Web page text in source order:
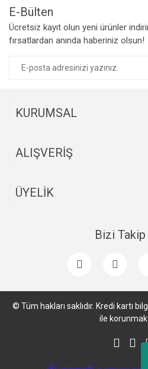
E-Bülten
Ücretsiz kayıt olun yeni ürünler
fırsatlardan anında haberiniz olsun!
KURUMSAL
ALIŞVERİŞ
ÜYELİK
Bizi Takip
© Tüm hakları saklıdır. Kredi kartı
ile